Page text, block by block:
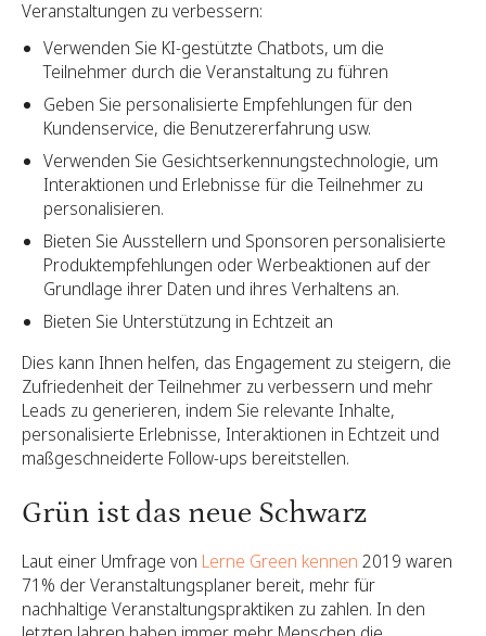
Veranstaltungen zu verbessern:
Verwenden Sie KI-gestützte Chatbots, um die
Teilnehmer durch die Veranstaltung zu führen
Geben Sie personalisierte Empfehlungen für den
Kundenservice, die Benutzererfahrung usw.
Verwenden Sie Gesichtserkennungstechnologie, um
Interaktionen und Erlebnisse für die Teilnehmer zu
personalisieren.
Bieten Sie Ausstellern und Sponsoren personalisierte
Produktempfehlungen oder Werbeaktionen auf der
Grundlage ihrer Daten und ihres Verhaltens an.
Bieten Sie Unterstützung in Echtzeit an
Dies kann Ihnen helfen, das Engagement zu steigern, die
Zufriedenheit der Teilnehmer zu verbessern und mehr
Leads zu generieren, indem Sie relevante Inhalte,
personalisierte Erlebnisse, Interaktionen in Echtzeit und
maßgeschneiderte Follow-ups bereitstellen.
Grün ist das neue Schwarz
Laut einer Umfrage von Lerne Green kennen 2019 waren
71% der Veranstaltungsplaner bereit, mehr für
nachhaltige Veranstaltungspraktiken zu zahlen. In den